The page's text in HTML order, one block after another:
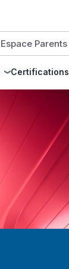
Espace Parents
Certifications